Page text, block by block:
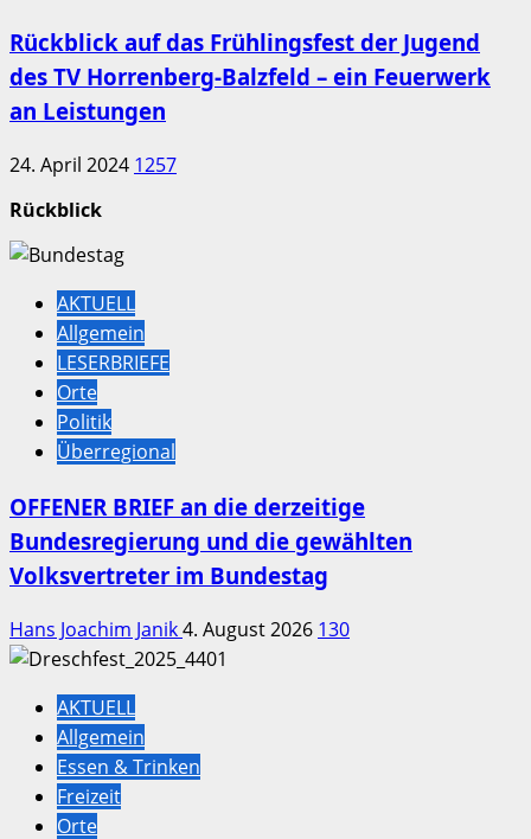
Rückblick auf das Frühlingsfest der Jugend
des TV Horrenberg-Balzfeld – ein Feuerwerk
an Leistungen
24. April 2024 1257
Rückblick
AKTUELL
Allgemein
LESERBRIEFE
Orte
Politik
Überregional
OFFENER BRIEF an die derzeitige
Bundesregierung und die gewählten
Volksvertreter im Bundestag
Hans Joachim Janik4. August 2026 130
AKTUELL
Allgemein
Essen & Trinken
Freizeit
Orte